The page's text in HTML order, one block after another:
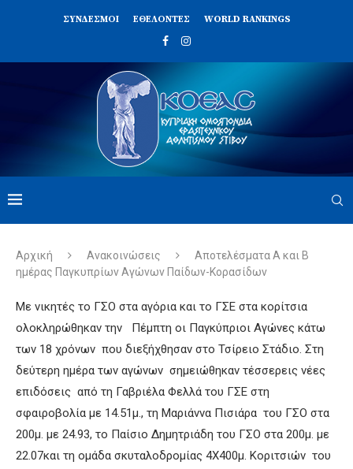
ΣΥΝΔΈΣΜΟΙ ΕΘΕΛΟΝΤΈΣ WORLD RANKINGS
Αρχική Ανακοινώσεις
Αποτελέσματα Α και Β
ημέρας Παγκυπρίων Αγώνων Παίδων-Κορασίδων
Με νικητές το ΓΣΟ στα αγόρια και το ΓΣΕ στα κορίτσια
ολοκληρώθηκαν την Πέμπτη οι Παγκύπριοι Αγώνες κάτω
των 18 χρόνων που διεξήχθησαν στο Τσίρειο Στάδιο. Στη
δεύτερη ημέρα των αγώνων σημειώθηκαν τέσσερεις νέες
επιδόσεις από τη Γαβριέλα Φελλά του ΓΣΕ στη
σφαιροβολία με 14.51μ., τη Μαριάννα Πισιάρα του ΓΣΟ στα
200μ. με 24.93, το Παίσιο Δημητριάδη του ΓΣΟ στα 200μ. με
22.07και τη ομάδα σκυταλοδρομίας 4Χ400μ. Κοριτσιών του